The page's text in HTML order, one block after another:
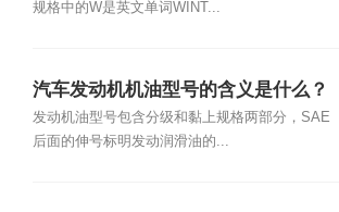
规格中的W是英文单词WINT...
汽车发动机机油型号的含义是什么？
发动机油型号包含分级和黏上规格两部分，SAE
后面的伸号标明发动润滑油的...